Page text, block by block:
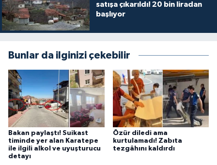
satışa çıkarıldı! 20 bin liradan
başlıyor
Bunlar da ilginizi çekebilir
Bakan paylaştı! Suikast
timinde yer alan Karatepe
ile ilgili alkol ve uyuşturucu
detayı
Özür diledi ama
kurtulamadı! Zabıta
tezgâhını kaldırdı